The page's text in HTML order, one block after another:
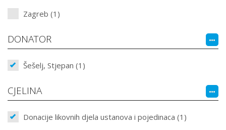
Zagreb (1)
DONATOR
Šešelj, Stjepan (1)
CJELINA
Donacije likovnih djela ustanova i pojedinaca (1)